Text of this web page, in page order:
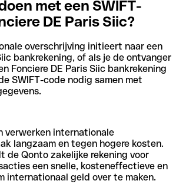
met een SWIFT-
DE Paris Siic?
overschrijving initieert naar een
bankrekening, of als je de ontvanger
Fonciere DE Paris Siic bankrekening
SWIFT-code nodig samen met
verwerken internationale
langzaam en tegen hogere kosten.
de Qonto zakelijke rekening voor
een snelle, kosteneffectieve en
internationaal geld over te maken.